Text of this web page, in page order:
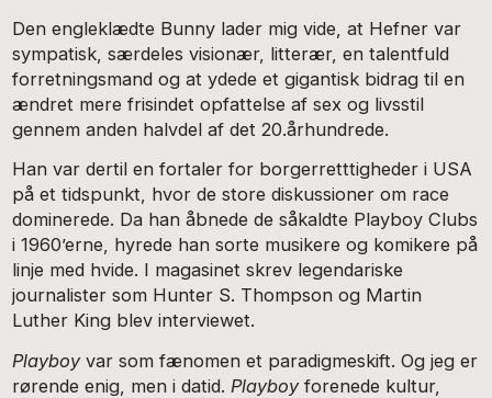
Den engleklædte Bunny lader mig vide, at Hefner var
sympatisk, særdeles visionær, litterær, en talentfuld
forretningsmand og at ydede et gigantisk bidrag til en
ændret mere frisindet opfattelse af sex og livsstil
gennem anden halvdel af det 20.århundrede.
Han var dertil en fortaler for borgerretttigheder i USA
på et tidspunkt, hvor de store diskussioner om race
dominerede. Da han åbnede de såkaldte Playboy Clubs
i 1960’erne, hyrede han sorte musikere og komikere på
linje med hvide. I magasinet skrev legendariske
journalister som Hunter S. Thompson og Martin
Luther King blev interviewet.
Playboyvar som fænomen et paradigmeskift. Og jeg er
rørende enig, men i datid. Playboyforenede kultur,